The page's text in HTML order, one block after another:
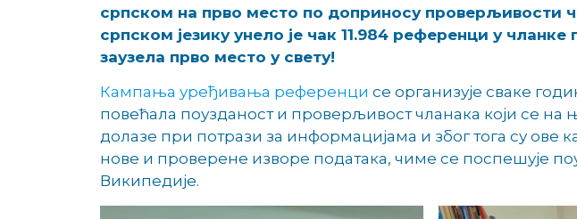
српском на прво место по доприносу проверљивости
српском језику унело је чак 11.984 референци у
заузела прво место у свету!
Кампања уређивања референци се организује сваке
повећала поузданост и проверљивост чланака који се на
долазе при потрази за информацијама и због тога су
нове и проверене изворе података, чиме се поспешује
Википедије.